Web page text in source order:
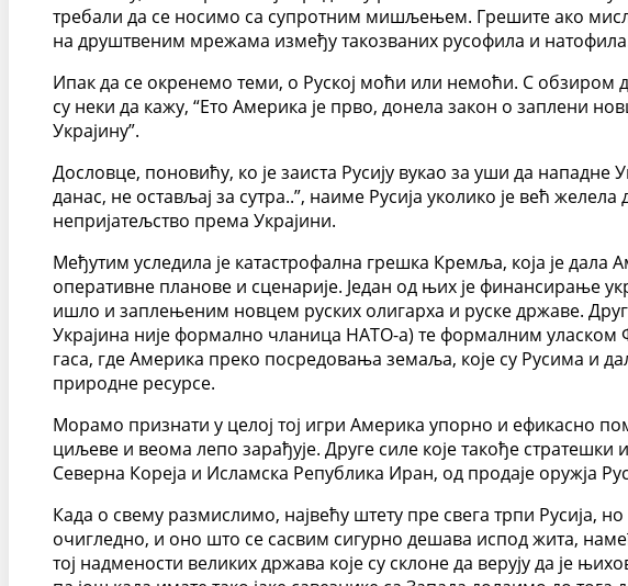
требали да се носимо са супротним мишљењем. Грешите ако
на друштвеним мрежама између такозваних русофила и
Ипак да се окренемо теми, о Руској моћи или немоћи. С обзиром
су неки да кажу, “Ето Америка је прво, донела закон о заплени
Украјину”.
Дословце, поновићу, ко је заиста Русију вукао за уши да
данас, не остављај за сутра..”, наиме Русија уколико је већ
непријатељство према Украјини.
Међутим уследила је катастрофална грешка Кремља, која је
оперативне планове и сценарије. Један од њих је финансирање
ишло и заплењеним новцем руских олигарха и руске државе.
Украјина није формално чланица НАТО-а) те формалним уласком
гаса, где Америка преко посредовања земаља, које су Русима и
природне ресурсе.
Морамо признати у целој тој игри Америка упорно и ефикасно
циљеве и веома лепо зарађује. Друге силе које такође
Северна Кореја и Исламска Република Иран, од продаје оружја
Када о свему размислимо, највећу штету пре свега трпи Русија,
очигледно, и оно што се сасвим сигурно дешава испод жита,
тој надмености великих држава које су склоне да верују да је